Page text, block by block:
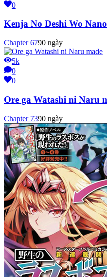
0
Kenja No Deshi Wo
Chapter6790 ngày
5k
0
0
Ore ga Watashi ni Naru
Chapter 7390 ngày